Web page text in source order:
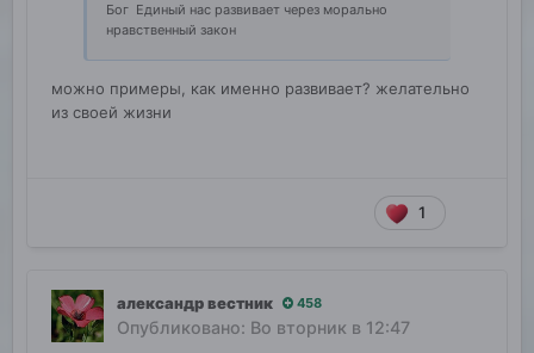
Бог Единый нас развивает через морально
нравственный закон
можно примеры, как именно развивает? желательно
из своей жизни
1
александр вестник 458
Опубликовано: Во вторник в 12:47